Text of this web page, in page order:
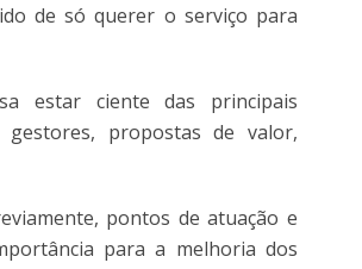
de só querer o serviço para
estar ciente das principais
propostas de valor,
pontos de atuação e
para a melhoria dos